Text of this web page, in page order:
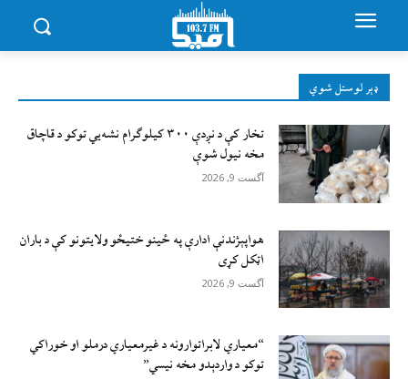
ډېر لوستل شوي
تخار کې د نږدې ۳۰۰ کیلوګرام نشه‌يي توکو د قاچاق
مخه نیول شوې
آگست 9, 2026
هواپېژندنې ادارې په ځینو ختیځو ولایتونو کې د باران
اټکل کړی
آگست 9, 2026
“معیاري لابراتوارونه د غیرمعیاري درملو او خوراکي
توکو د واردېدو مخه نیسي”